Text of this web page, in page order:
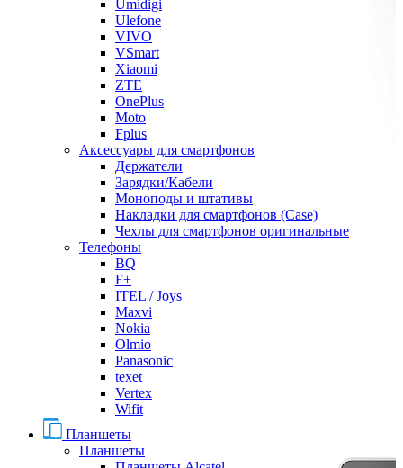
Umidigi
Ulefone
VIVO
VSmart
Xiaomi
ZTE
OnePlus
Moto
Fplus
Аксессуары для смартфонов
Держатели
Зарядки/Кабели
Моноподы и штативы
Накладки для смартфонов (Case)
Чехлы для смартфонов оригинальные
Телефоны
BQ
F+
ITEL / Joys
Maxvi
Nokia
Olmio
Panasonic
texet
Vertex
Wifit
Планшеты
Планшеты